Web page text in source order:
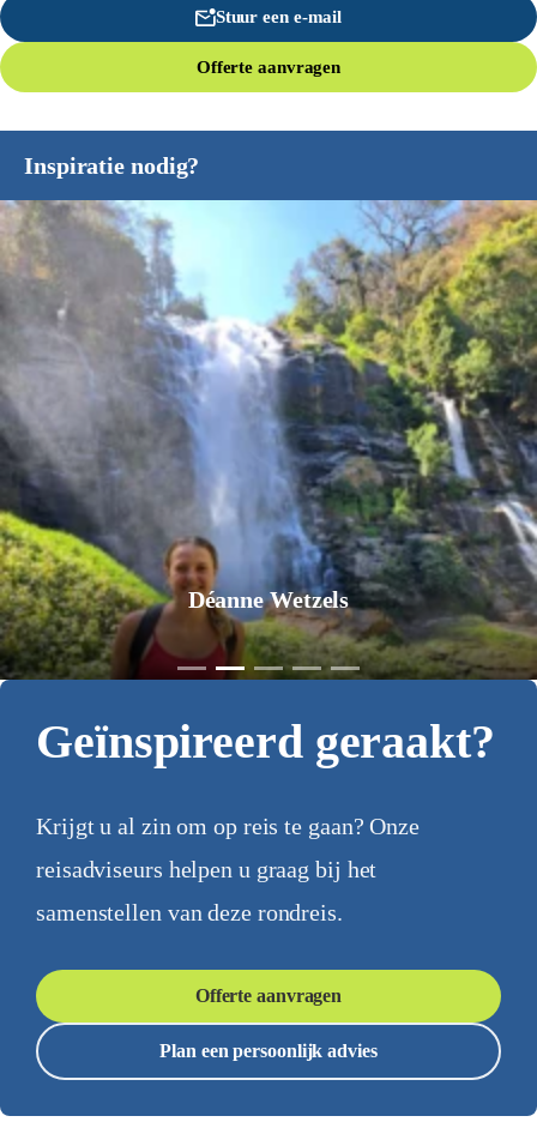
Stuur een e-mail
Offerte aanvragen
Inspiratie nodig?
Déanne Wetzels
Geïnspireerd geraakt?
Krijgt u al zin om op reis te gaan? Onze
reisadviseurs helpen u graag bij het
samenstellen van deze rondreis.
Offerte aanvragen
Plan een persoonlijk advies